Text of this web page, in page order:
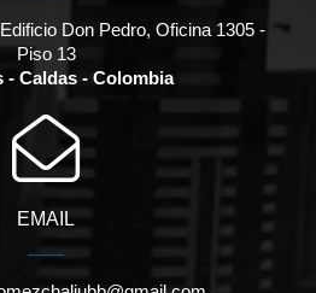
Don Pedro, Oficina 1305 -
Piso 13
- Caldas - Colombia
EMAIL